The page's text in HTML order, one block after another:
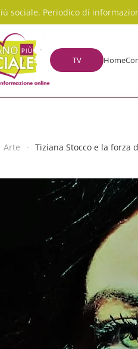
content
sociale. Periodico di
TV Home
Arte Tiziana Stocco e la forza